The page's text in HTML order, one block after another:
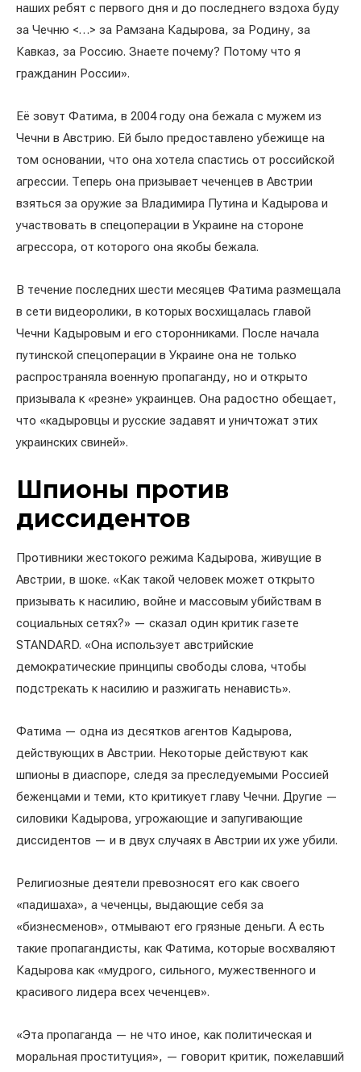
наших ребят с первого дня и до последнего вздоха буду
за Чечню <…> за Рамзана Кадырова, за Родину, за
Кавказ, за ​​Россию. Знаете почему? Потому что я
гражданин России».
Её зовут Фатима, в 2004 году она бежала с мужем из
Чечни в Австрию. Ей было предоставлено убежище на
том основании, что она хотела спастись от российской
агрессии. Теперь она призывает чеченцев в Австрии
взяться за оружие за Владимира Путина и Кадырова и
участвовать в спецоперации в Украине на стороне
агрессора, от которого она якобы бежала.
В течение последних шести месяцев Фатима размещала
в сети видеоролики, в которых восхищалась главой
Чечни Кадыровым и его сторонниками. После начала
путинской спецоперации в Украине она не только
распространяла военную пропаганду, но и открыто
призывала к «резне» украинцев. Она радостно обещает,
что «кадыровцы и русские задавят и уничтожат этих
украинских свиней».
Шпионы против
диссидентов
Противники жестокого режима Кадырова, живущие в
Австрии, в шоке. «Как такой человек может открыто
призывать к насилию, войне и массовым убийствам в
социальных сетях?» — сказал один критик газете
STANDARD. «Она использует австрийские
демократические принципы свободы слова, чтобы
подстрекать к насилию и разжигать ненависть».
Фатима — одна из десятков агентов Кадырова,
действующих в Австрии. Некоторые действуют как
шпионы в диаспоре, следя за преследуемыми Россией
беженцами и теми, кто критикует главу Чечни. Другие —
силовики Кадырова, угрожающие и запугивающие
диссидентов — и в двух случаях в Австрии их уже убили.
Религиозные деятели превозносят его как своего
«падишаха», а чеченцы, выдающие себя за
«бизнесменов», отмывают его грязные деньги. А есть
такие пропагандисты, как Фатима, которые восхваляют
Кадырова как «мудрого, сильного, мужественного и
красивого лидера всех чеченцев».
«Эта пропаганда — не что иное, как политическая и
моральная проституция», — говорит критик, пожелавший